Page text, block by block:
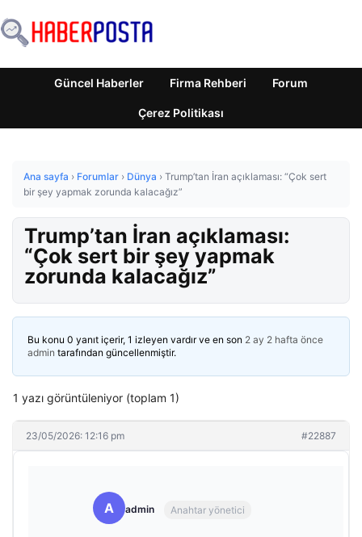
Güncel Haberler Firma Rehberi Forum
Çerez Politikası
Ana sayfa › Forumlar › Dünya › Trump’tan İran açıklaması: “Çok sert
bir şey yapmak zorunda kalacağız”
Trump’tan İran açıklaması:
“Çok sert bir şey yapmak
zorunda kalacağız”
Bu konu 0 yanıt içerir, 1 izleyen vardır ve en son 2 ay 2 hafta önce
admin tarafından güncellenmiştir.
1 yazı görüntüleniyor (toplam 1)
23/05/2026: 12:16 pm #22887
A admin Anahtar yönetici